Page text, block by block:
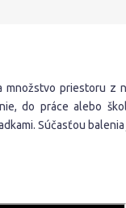
množstvo priestoru z
do práce alebo
Súčasťou balenia